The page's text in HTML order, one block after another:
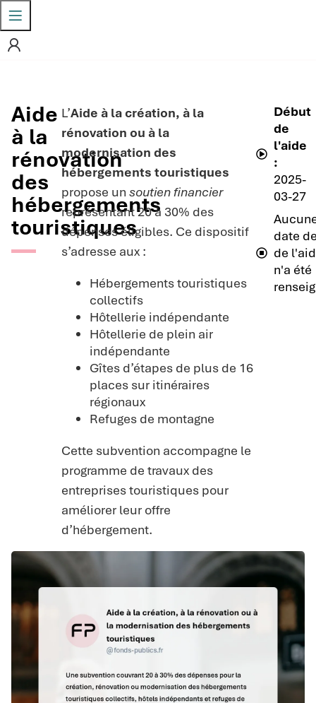
Aide
à la
rénovation
des
hébergements
touristiques
L’Aide à la création, à la
rénovation ou à la
modernisation des
hébergements touristiques
propose un soutien financier
représentant 20 à 30% des
dépenses éligibles. Ce dispositif
s’adresse aux :
Hébergements touristiques
collectifs
Hôtellerie indépendante
Hôtellerie de plein air
indépendante
Gîtes d’étapes de plus de 16
places sur itinéraires
régionaux
Refuges de montagne
Cette subvention accompagne le
programme de travaux des
entreprises touristiques pour
améliorer leur offre
d’hébergement.
Début
de
l'aide
:
2025-
03-27
date
de
n'a été